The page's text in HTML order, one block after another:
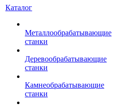
Каталог
Металлообрабатывающие
станки
Деревообрабатывающие
станки
Камнеобрабатывающие
станки